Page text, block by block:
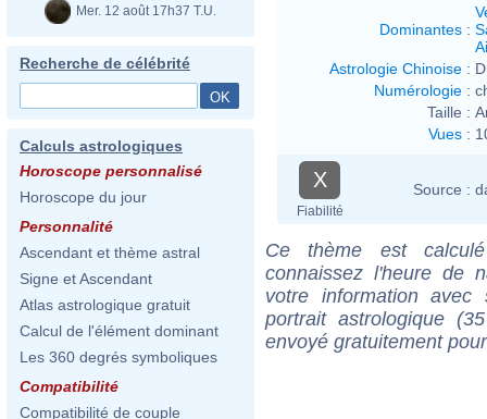
Mer. 12 août 17h37 T.U.
Recherche de célébrité
Calculs astrologiques
Horoscope personnalisé
Horoscope du jour
Personnalité
Ascendant et thème astral
Signe et Ascendant
Atlas astrologique gratuit
Calcul de l'élément dominant
Les 360 degrés symboliques
Compatibilité
Compatibilité de couple
Dominantes :
Astrologie Chinoise :
Numérologie :
Taille :
Vues :
X
Fiabilité
Source :
Ce thème est
connaissez l'heure de
votre information
portrait astrologique
envoyé gratuitement